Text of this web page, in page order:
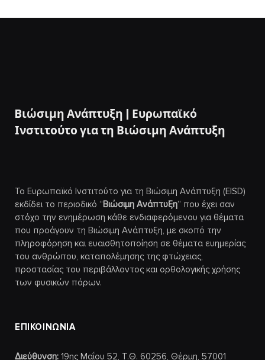
Bιώσιμη Ανάπτυξη | Ευρωπαϊκό
Ινστιτούτο για τη Βιώσιμη Ανάπτυξη
Το Ευρωπαϊκό Ινστιτούτο για τη Βιώσιμη Ανάπτυξη (EISD)
εκδίδει το περιοδικό “Βιώσιμη Ανάπτυξη” που έχει σαν
στόχο την ενημέρωση κάθε ενδιαφερόμενου για θέματα
που προάγουν τη Βιώσιμη Ανάπτυξη, με σκοπό την
πληροφόρηση και ευαισθητοποίηση σε θέματα ευημερίας
του ανθρώπου, καταπολέμησης της φτώχειας,
προστασίας του περιβάλλοντος και ορθολογικής χρήσης
των φυσικών πόρων.
ΕΠΙΚΟΙΝΩΝΙΑ
Διεύθυνση: 19ης Μαΐου 52, Τ.Θ. 60256, Θέρμη, 57001